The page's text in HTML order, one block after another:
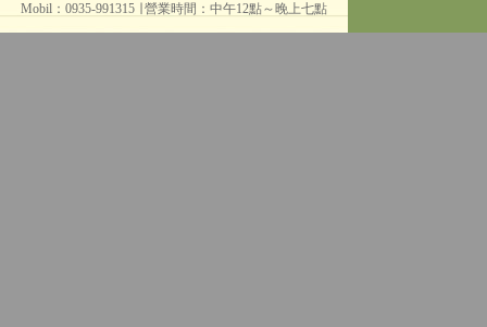
Mobil：0935-991315 ∣
營業時間：中午12點～晚上七點